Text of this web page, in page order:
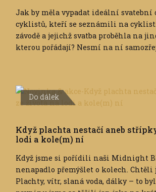
Jak by měla vypadat ideální svatební
cyklistů, kteří se seznámili na
závodě a jejichž svatba proběhla na
kterou pořádají? Nesmí na ní
Do dálek
Když plachta nestačí aneb
lodi a kole(m) ní
Když jsme si pořídili naši Midnight
nenapadlo přemýšlet o kolech. Chtěli
Plachty, vítr, slaná voda, dálky – to